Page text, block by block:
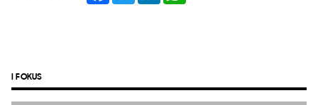
I FOKUS